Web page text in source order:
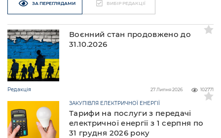
ЗА ПЕРЕГЛЯДАМИ ВИБІР РЕДАКЦІЇ
Воєнний стан продовжено до
31.10.2026
Редакція 102771
27 Липня 2026
Тарифи на послуги з передачі
електричної енергії з 1 серпня по
31 грудня 2026 року
ЗАКУПІВЛЯ ЕЛЕКТРИЧНОЇ ЕНЕРГІЇ